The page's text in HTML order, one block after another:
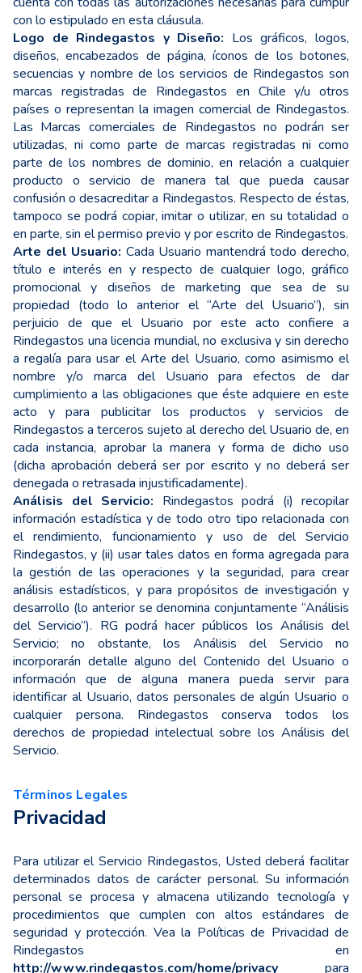
con lo estipulado en esta cláusula.
Logo de Rindegastos y Diseño: Los gráficos, logos,
diseños, encabezados de página, íconos de los botones,
secuencias y nombre de los servicios de Rindegastos son
marcas registradas de Rindegastos en Chile y/u otros
países o representan la imagen comercial de Rindegastos.
Las Marcas comerciales de Rindegastos no podrán ser
utilizadas, ni como parte de marcas registradas ni como
parte de los nombres de dominio, en relación a cualquier
producto o servicio de manera tal que pueda causar
confusión o desacreditar a Rindegastos. Respecto de éstas,
tampoco se podrá copiar, imitar o utilizar, en su totalidad o
en parte, sin el permiso previo y por escrito de Rindegastos.
Arte del Usuario: Cada Usuario mantendrá todo derecho,
título e interés en y respecto de cualquier logo, gráfico
promocional y diseños de marketing que sea de su
propiedad (todo lo anterior el “Arte del Usuario”), sin
perjuicio de que el Usuario por este acto confiere a
Rindegastos una licencia mundial, no exclusiva y sin derecho
a regalía para usar el Arte del Usuario, como asimismo el
nombre y/o marca del Usuario para efectos de dar
cumplimiento a las obligaciones que éste adquiere en este
acto y para publicitar los productos y servicios de
Rindegastos a terceros sujeto al derecho del Usuario de, en
cada instancia, aprobar la manera y forma de dicho uso
(dicha aprobación deberá ser por escrito y no deberá ser
denegada o retrasada injustificadamente).
Análisis del Servicio: Rindegastos podrá (i) recopilar
información estadística y de todo otro tipo relacionada con
el rendimiento, funcionamiento y uso de del Servicio
Rindegastos, y (ii) usar tales datos en forma agregada para
la gestión de las operaciones y la seguridad, para crear
análisis estadísticos, y para propósitos de investigación y
desarrollo (lo anterior se denomina conjuntamente “Análisis
del Servicio”). RG podrá hacer públicos los Análisis del
Servicio; no obstante, los Análisis del Servicio no
incorporarán detalle alguno del Contenido del Usuario o
información que de alguna manera pueda servir para
identificar al Usuario, datos personales de algún Usuario o
cualquier persona. Rindegastos conserva todos los
derechos de propiedad intelectual sobre los Análisis del
Servicio.
Términos Legales
Privacidad
Para utilizar el Servicio Rindegastos, Usted deberá facilitar
determinados datos de carácter personal. Su información
personal se procesa y almacena utilizando tecnología y
procedimientos que cumplen con altos estándares de
seguridad y protección. Vea la Políticas de Privacidad de
Rindegastos en
http://www.rindegastos.com/home/privacy para